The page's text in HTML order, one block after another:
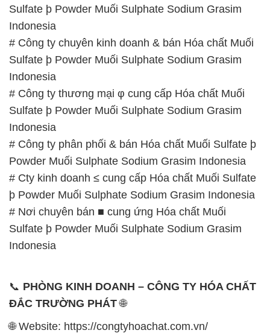
Sulfate þ Powder Muối Sulphate Sodium Grasim
Indonesia
# Công ty chuyên kinh doanh & bán Hóa chất Muối
Sulfate þ Powder Muối Sulphate Sodium Grasim
Indonesia
# Công ty thương mại φ cung cấp Hóa chất Muối
Sulfate þ Powder Muối Sulphate Sodium Grasim
Indonesia
# Công ty phân phối & bán Hóa chất Muối Sulfate þ
Powder Muối Sulphate Sodium Grasim Indonesia
# Cty kinh doanh ≤ cung cấp Hóa chất Muối Sulfate
þ Powder Muối Sulphate Sodium Grasim Indonesia
# Nơi chuyên bán ■ cung ứng Hóa chất Muối
Sulfate þ Powder Muối Sulphate Sodium Grasim
Indonesia
📞 PHÒNG KINH DOANH – CÔNG TY HÓA CHẤT
ĐẮC TRƯỜNG PHÁT🌐
🌐 Website: https://congtyhoachat.com.vn/